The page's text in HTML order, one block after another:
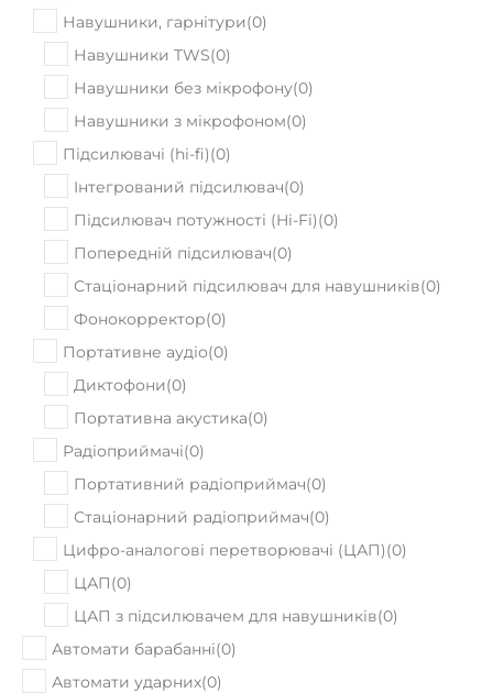
Навушники, гарнітури(0)
Навушники TWS(0)
Навушники без мікрофону(0)
Навушники з мікрофоном(0)
Підсилювачі (hi-fi)(0)
Інтегрований підсилювач(0)
Підсилювач потужності (Hi-Fi)(0)
Попередній підсилювач(0)
Стаціонарний підсилювач для навушників(0)
Фонокорректор(0)
Портативне аудіо(0)
Диктофони(0)
Портативна акустика(0)
Радіоприймачі(0)
Портативний радіоприймач(0)
Стаціонарний радіоприймач(0)
Цифро-аналогові перетворювачі (ЦАП)(0)
ЦАП(0)
ЦАП з підсилювачем для навушників(0)
Автомати барабанні(0)
Автомати ударних(0)